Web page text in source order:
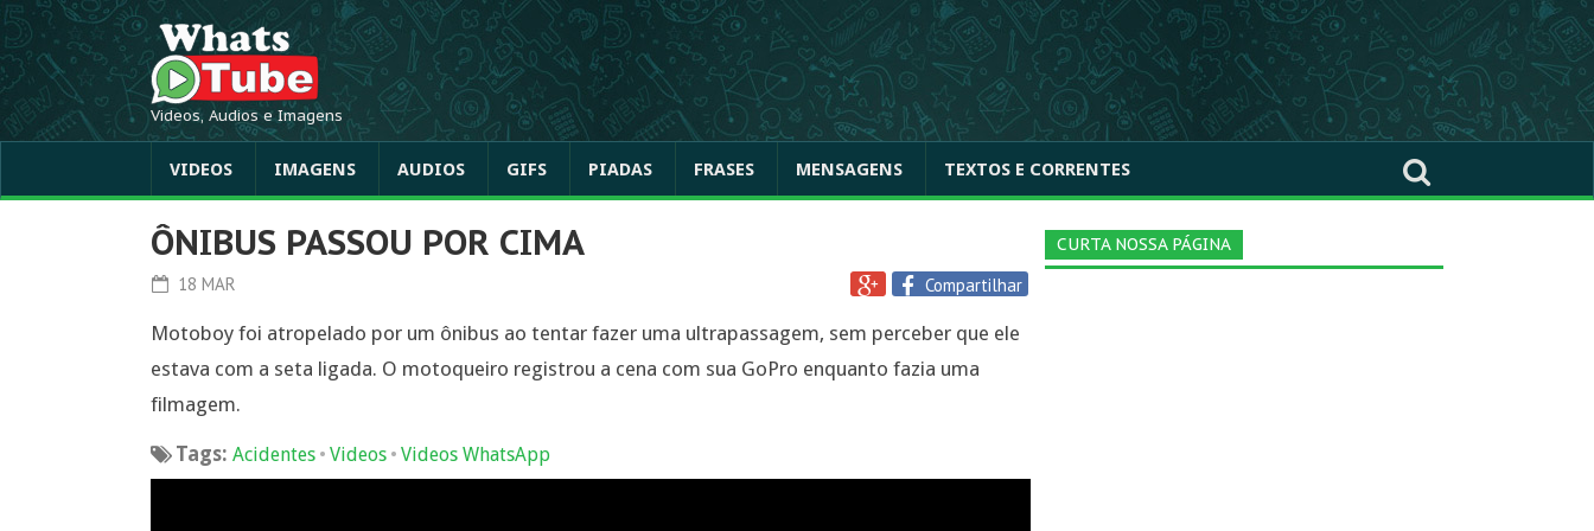
Videos, Audios e Imagens
VIDEOS IMAGENS AUDIOS GIFS PIADAS FRASES MENSAGENS TEXTOS E CORRENTES
ÔNIBUS PASSOU POR CIMA
18 MAR Compartilhar
Motoboy foi atropelado por um ônibus ao tentar fazer uma ultrapassagem, sem perceber que ele
estava com a seta ligada. O motoqueiro registrou a cena com sua GoPro enquanto fazia uma
filmagem.
Tags: Acidentes • Videos • Videos WhatsApp
CURTA NOSSA PÁGINA